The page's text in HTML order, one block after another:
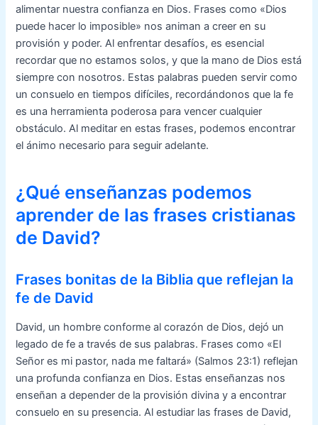
alimentar nuestra confianza en Dios. Frases como «Dios
puede hacer lo imposible» nos animan a creer en su
provisión y poder. Al enfrentar desafíos, es esencial
recordar que no estamos solos, y que la mano de Dios está
siempre con nosotros. Estas palabras pueden servir como
un consuelo en tiempos difíciles, recordándonos que la fe
es una herramienta poderosa para vencer cualquier
obstáculo. Al meditar en estas frases, podemos encontrar
el ánimo necesario para seguir adelante.
¿Qué enseñanzas podemos
aprender de las frases cristianas
de David?
Frases bonitas de la Biblia que reflejan la
fe de David
David, un hombre conforme al corazón de Dios, dejó un
legado de fe a través de sus palabras. Frases como «El
Señor es mi pastor, nada me faltará» (Salmos 23:1) reflejan
una profunda confianza en Dios. Estas enseñanzas nos
enseñan a depender de la provisión divina y a encontrar
consuelo en su presencia. Al estudiar las frases de David,